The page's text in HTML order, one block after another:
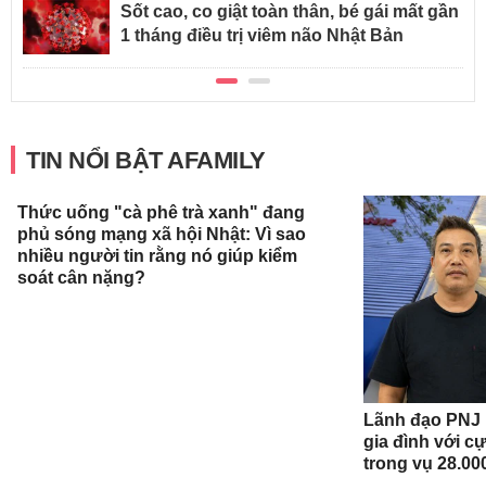
Sốt cao, co giật toàn thân, bé gái mất gần
1 tháng điều trị viêm não Nhật Bản
TIN NỔI BẬT AFAMILY
Lãnh đạo
gia đình với
trong vụ